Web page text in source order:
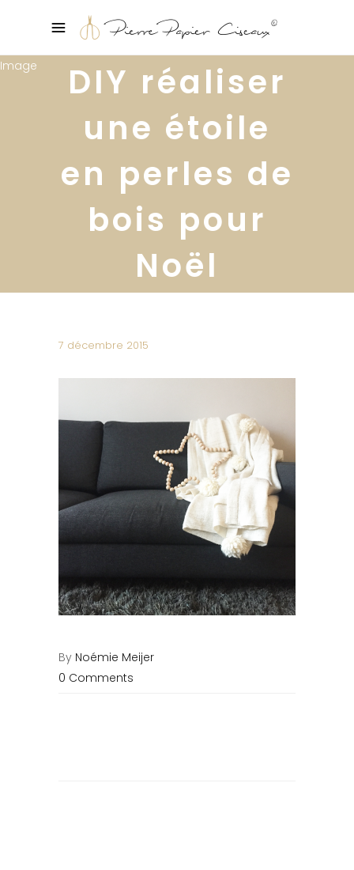
DIY réaliser
une étoile
en perles de
bois pour
Noël
7 décembre 2015
By Noémie Meijer
0 Comments